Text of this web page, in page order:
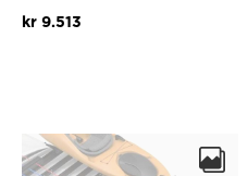
kr9.513